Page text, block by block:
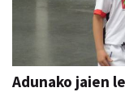
Adunako jaien